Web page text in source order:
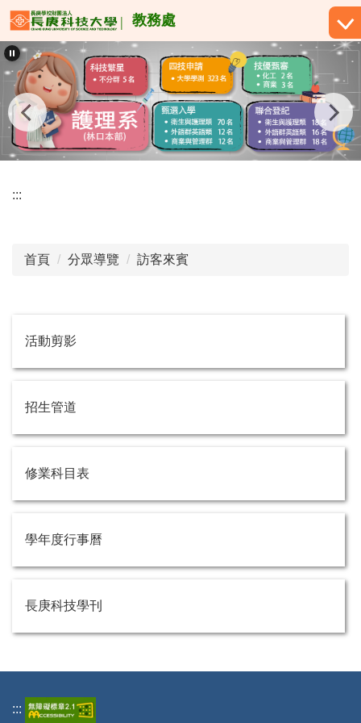
跳
到
主
要
內
容
區
教務處
:::
首頁 分眾導覽 訪客來賓
活動剪影
招生管道
修業科目表
學年度行事曆
長庚科技學刊
:::